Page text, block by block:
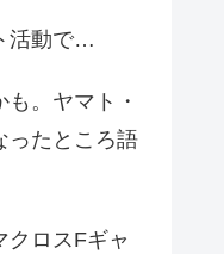
活動で…
。ヤマト・
ったところ語
クロスFギャ